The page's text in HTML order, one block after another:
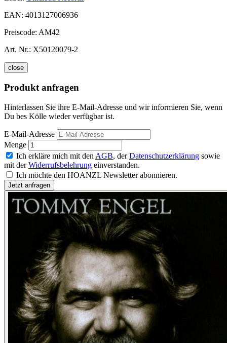
EAN: 4013127006936
Preiscode: AM42
Art. Nr.: X50120079-2
close
Produkt anfragen
Hinterlassen Sie ihre E-Mail-Adresse und wir informieren Sie, wenn
Du bes Kölle wieder verfügbar ist.
E-Mail-Adresse
Menge
Ich erkläre mich mit den AGB, derDatenschutzerklärung sowie
mit derWiderrufsbelehrung einverstanden.
Ich möchte den HOANZL Newsletter abonnieren.